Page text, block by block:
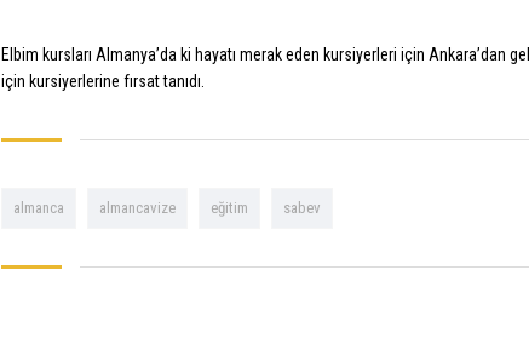
Elbim kursları Almanya’da ki hayatı merak eden kursiyerleri için Ankara’dan
için kursiyerlerine fırsat tanıdı.
almanca almancavize eğitim sabev